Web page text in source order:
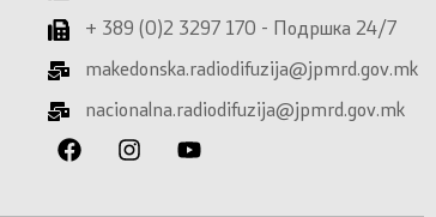
+ 389 (0)2 3297 170 - Подршка 24/7
makedonska.radiodifuzija@jpmrd.gov.mk
nacionalna.radiodifuzija@jpmrd.gov.mk